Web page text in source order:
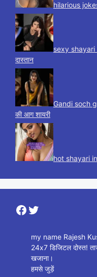
hilarious
sexy shayari
दास्तान
Gandi soch
की आग शायरी
hot shayari
Facebook
Twitter
my name Rajesh
24x7 डिजिटल दोस्त!
खजाना।
हमसे जुड़ें